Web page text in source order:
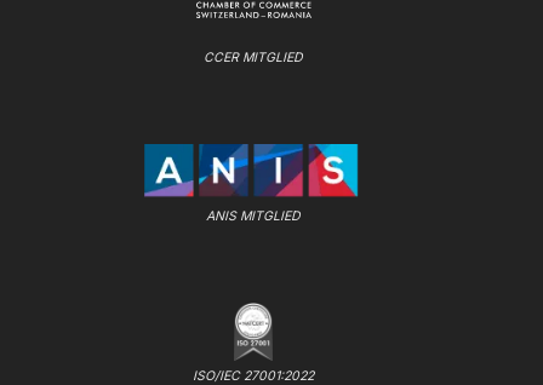
CCER MITGLIED
ANIS MITGLIED
ISO/IEC 27001:2022